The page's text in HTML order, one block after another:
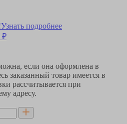
Узнать подробнее
₽
если она оформлена в
заказанный товар имеется в
рассчитывается при
адресу.